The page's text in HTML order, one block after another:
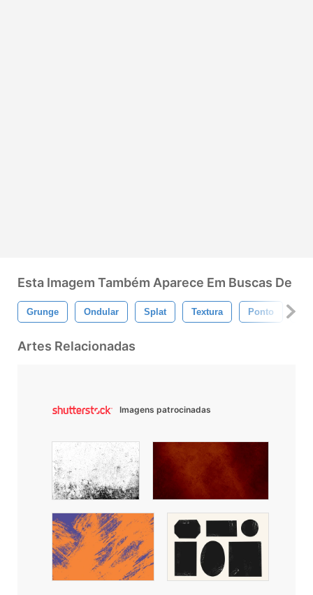
Esta Imagem Também Aparece Em Buscas De
Grunge Ondular Splat Textura Ponto
Artes Relacionadas
Imagens patrocinadas